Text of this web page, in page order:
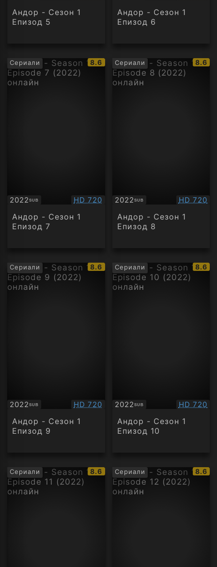
Андор - Сезон 1
Епизод 5
Андор - Сезон 1
Епизод 6
Сериали
IMDb
рейтинг:
8.6
2022SUB
Субтитри Качество:
HD 720
Андор - Сезон 1
Епизод 7
Сериали
IMDb
8.6
2022SUB
Субтитри HD 720
Андор - Сезон 1
Епизод 8
Сериали
IMDb
рейтинг:
8.6
2022SUB
Субтитри Качество:
HD 720
Андор - Сезон 1
Епизод 9
Сериали
IMDb
8.6
2022SUB
Субтитри HD 720
Андор - Сезон 1
Епизод 10
Сериали
IMDb
рейтинг:
8.6 Сериали
IMDb
8.6